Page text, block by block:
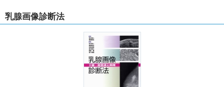
乳腺画像診断法